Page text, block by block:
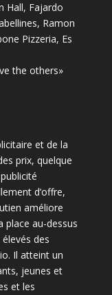
Hall, Fajardo
Ramon
Pizzeria, Es
the others»
et de la
prix, quelque
d’offre,
améliore
place au-dessus
élevés des
Il atteint un
jeunes et
et les